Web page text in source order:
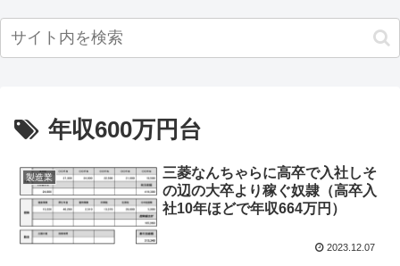
年収600万円台
製造業
三菱なんちゃらに高卒で入社しそ
の辺の大卒より稼ぐ奴隷（高卒入
社10年ほどで年収664万円）
2023.12.07